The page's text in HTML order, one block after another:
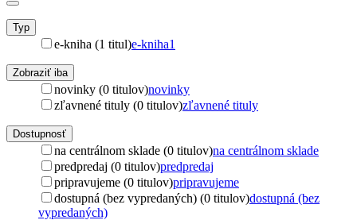
Typ
e-kniha (1 titul)e-kniha1
Zobraziť iba
novinky (0 titulov)novinky
zľavnené tituly (0 titulov)zľavnené tituly
Dostupnosť
na centrálnom sklade (0 titulov)na centrálnom sklade
predpredaj (0 titulov)predpredaj
pripravujeme (0 titulov)pripravujeme
dostupná (bez vypredaných) (0 titulov)dostupná (bez
vypredaných)